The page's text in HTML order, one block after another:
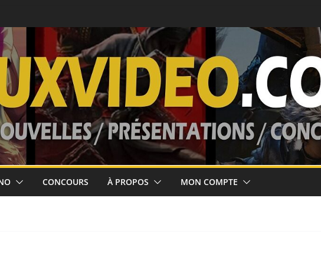
2027
2026!
le 5 août!
CONCOURS À PROPOS MON COMPTE